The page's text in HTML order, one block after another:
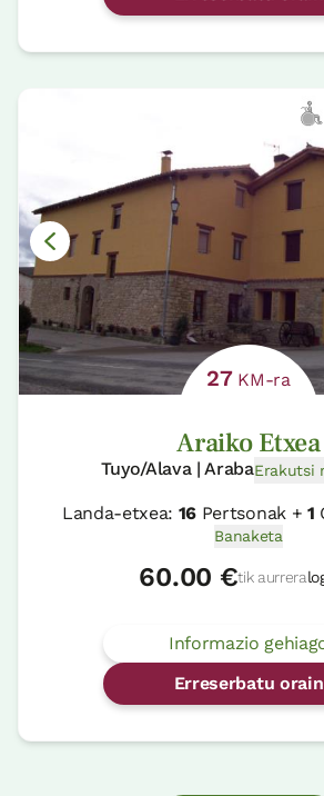
27KM-ra
Araiko Etxea
Tuyo/Alava | ArabaErakutsi
Landa-etxea: 16 Pertsonak + 1
Banaketa
60.00 €tik aurrera
Informazio
Erreserbatu orain